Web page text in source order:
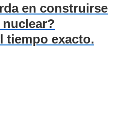
en construirse
tiempo exacto.